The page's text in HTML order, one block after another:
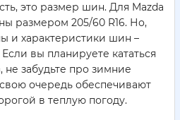
это размер шин. Для Mazda
размером 205/60 R16. Но,
и характеристики шин –
вы планируете кататься
не забудьте про зимние
очередь обеспечивают
в теплую погоду.